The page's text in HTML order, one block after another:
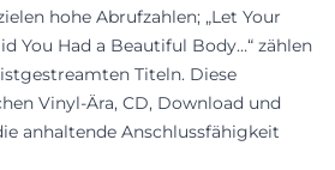
hohe Abrufzahlen; „Let Your
You Had a Beautiful Body…“ zählen
Titeln. Diese
Vinyl-Ära, CD, Download und
anhaltende Anschlussfähigkeit